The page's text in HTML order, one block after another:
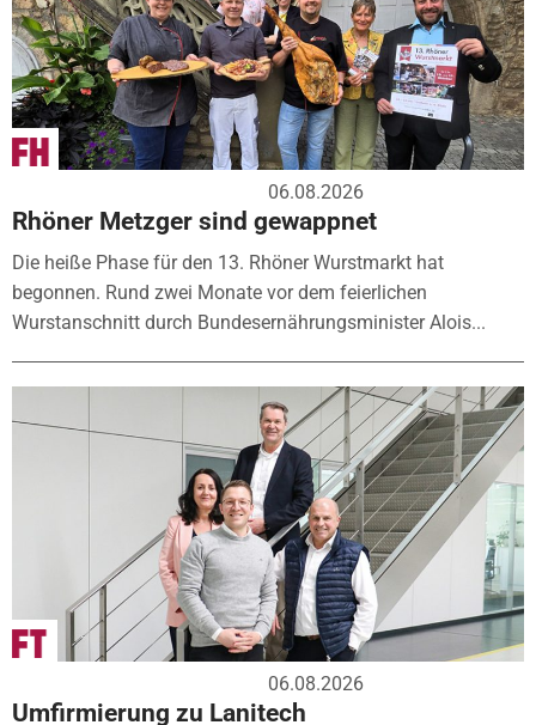
06.08.2026
Rhöner Metzger sind gewappnet
Die heiße Phase für den 13. Rhöner Wurstmarkt hat
begonnen. Rund zwei Monate vor dem feierlichen
Wurstanschnitt durch Bundesernährungsminister Alois...
06.08.2026
Umfirmierung zu Lanitech